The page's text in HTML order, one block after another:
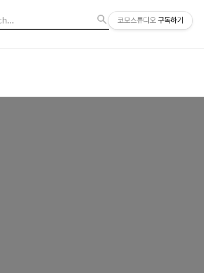
코모스튜디오 구독하기